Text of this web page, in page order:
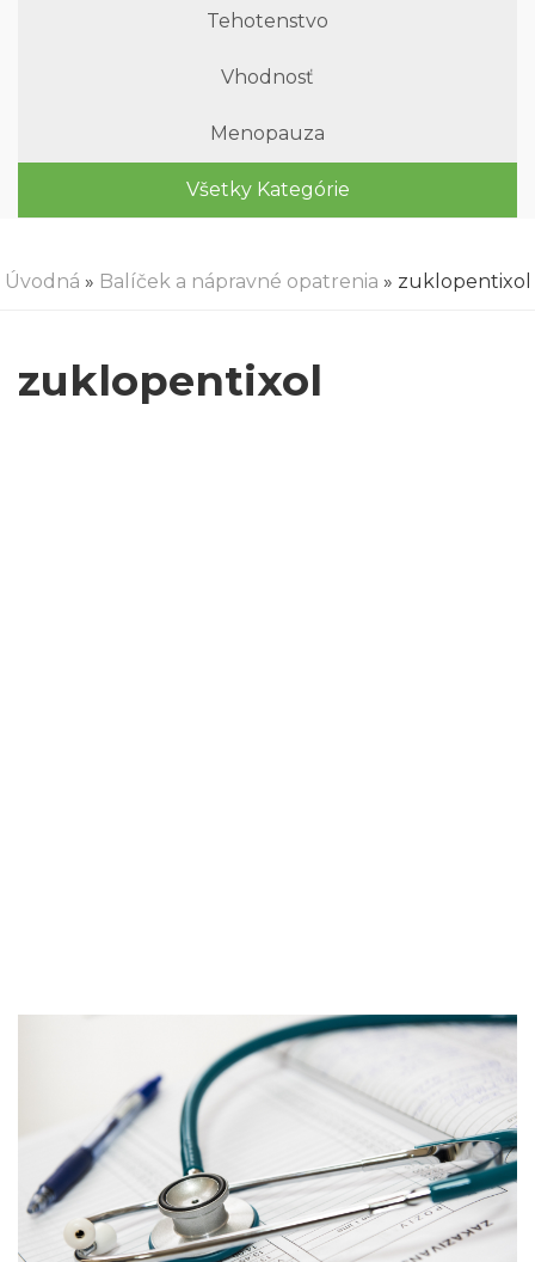
Tehotenstvo
Vhodnosť
Menopauza
Všetky Kategórie
Úvodná » Balíček a nápravné opatrenia » zuklopentixol
zuklopentixol